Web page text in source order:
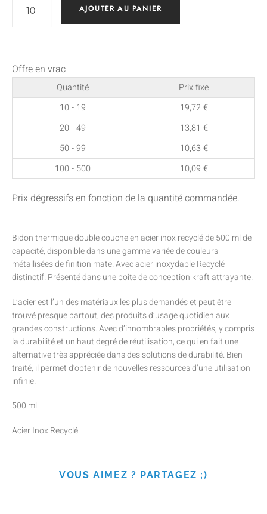
AJOUTER AU PANIER
Offre en vrac
Quantité
Prix fixe
10 - 19
19,72€
20 - 49
13,81 €
50 - 99
10,63 €
100 - 500
10,09 €
Prix dégressifs en fonction de la quantité commandée.
Bidon thermique double couche en acier inox recyclé de 500 ml de
capacité, disponible dans une gamme variée de couleurs
métallisées de finition mate. Avec acier inoxydable Recyclé
distinctif. Présenté dans une boîte de conception kraft attrayante.
L’acier est l’un des matériaux les plus demandés et peut être
trouvé presque partout, des produits d’usage quotidien aux
grandes constructions. Avec d’innombrables propriétés, y compris
la durabilité et un haut degré de réutilisation, ce qui en fait une
alternative très appréciée dans des solutions de durabilité. Bien
traité, il permet d’obtenir de nouvelles ressources d’une utilisation
infinie.
500 ml
Acier Inox Recyclé
VOUS AIMEZ ? PARTAGEZ ;)